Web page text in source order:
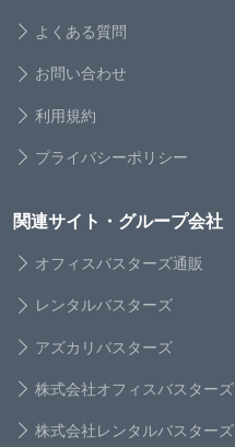
よくある質問
お問い合わせ
利用規約
プライバシーポリシー
関連サイト・グループ会社
オフィスバスターズ通販
レンタルバスターズ
アズカリバスターズ
株式会社オフィスバスターズ
株式会社レンタルバスターズ